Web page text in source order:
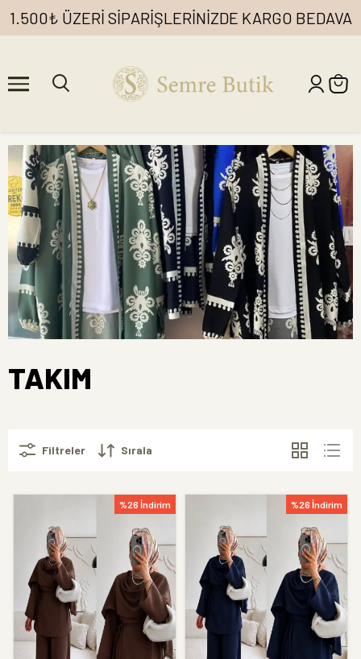
1.500₺ ÜZERİ SİPARİŞLERİNİZDE KARGO BEDAVA
TAKIM
Filtreler Sırala
%26 İndirim %26 İndirim